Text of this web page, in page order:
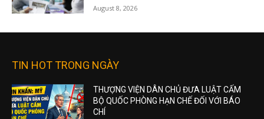
August 8, 2026
TIN HOT TRONG NGÀY
THƯỢNG VIỆN DÂN CHỦ ĐƯA LUẬT CẤM
BỘ QUỐC PHÒNG HẠN CHẾ ĐỐI VỚI BÁO
CHÍ